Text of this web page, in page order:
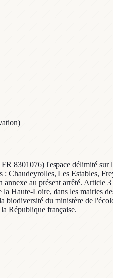
8301076) l'espace délimité
Chaudeyrolles, Les Estables,
au présent arrêté. Article
Haute-Loire, dans les mairies
du ministère de
République française.